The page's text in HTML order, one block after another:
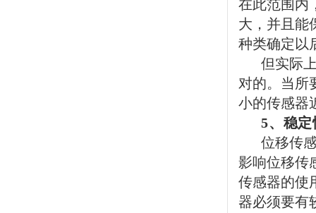
在此范围内
大，并且能
种类确定以
但实际
对的。当所
小的传感器
5、稳定
位移传
影响位移传
传感器的使
器必须要有